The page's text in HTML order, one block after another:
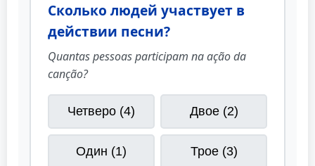
Сколько людей участвует в
действии песни?
Quantas pessoas participam na ação da
canção?
Четверо (4) Двое (2)
Один (1) Трое (3)